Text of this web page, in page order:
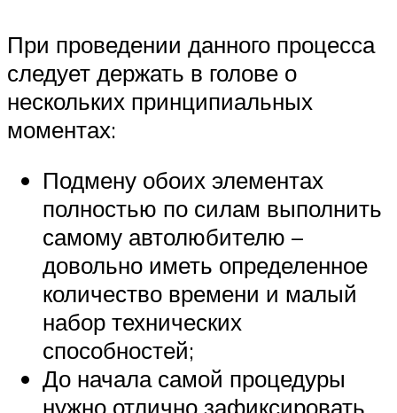
При проведении данного процесса
следует держать в голове о
нескольких принципиальных
моментах:
Подмену обоих элементах
полностью по силам выполнить
самому автолюбителю –
довольно иметь определенное
количество времени и малый
набор технических
способностей;
До начала самой процедуры
нужно отлично зафиксировать